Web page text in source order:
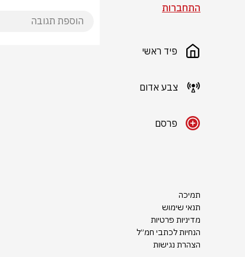
התחברות
פיד ראשי
צבע אדום
פרסם
תמיכה
תנאי שימוש
מדיניות פרטיות
הנחיות לכתבי חמ״ל
הצהרת נגישות